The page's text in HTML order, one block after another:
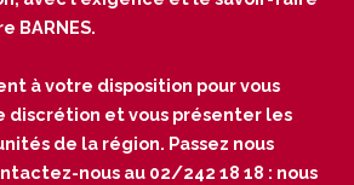
BARNES.
à votre disposition pour vous
discrétion et vous présenter les
de la région. Passez nous
nous au 02/242 18 18 : nous